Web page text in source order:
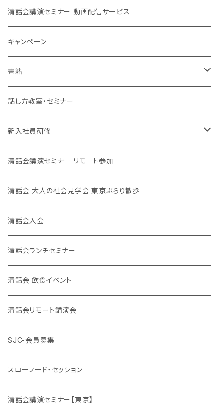
清話会講演セミナー 動画配信サービス
キャンペーン
書籍
清話会講師
話し方教室・セミナー
新入社員研修
対面、オンライン
清話会講演セミナー リモート参加
清話会 大人の社会見学会 東京ぶらり散歩
清話会入会
清話会ランチセミナー
清話会 飲食イベント
清話会リモート講演会
SJC-会員募集
スローフード・セッション
清話会講演セミナー【東京】